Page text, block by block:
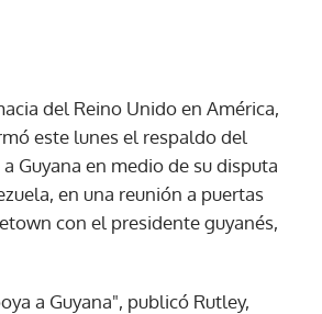
del Reino Unido en América,
este lunes el respaldo del
Guyana en medio de su disputa
en una reunión a puertas
con el presidente guyanés,
a Guyana", publicó Rutley,